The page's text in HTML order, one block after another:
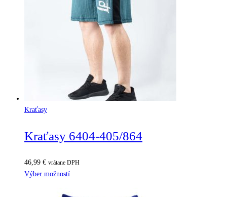
Kraťasy
Kraťasy 6404-405/864
46,99 € vrátane DPH
Výber možností